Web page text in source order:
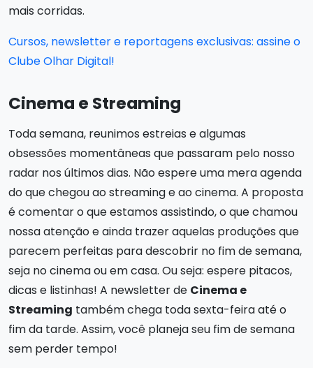
mais corridas.
Cursos, newsletter e reportagens exclusivas: assine o
Clube Olhar Digital!
Cinema e Streaming
Toda semana, reunimos estreias e algumas
obsessões momentâneas que passaram pelo nosso
radar nos últimos dias. Não espere uma mera agenda
do que chegou ao streaming e ao cinema. A proposta
é comentar o que estamos assistindo, o que chamou
nossa atenção e ainda trazer aquelas produções que
parecem perfeitas para descobrir no fim de semana,
seja no cinema ou em casa. Ou seja: espere pitacos,
dicas e listinhas! A newsletter de Cinema e
Streaming também chega toda sexta-feira até o
fim da tarde. Assim, você planeja seu fim de semana
sem perder tempo!